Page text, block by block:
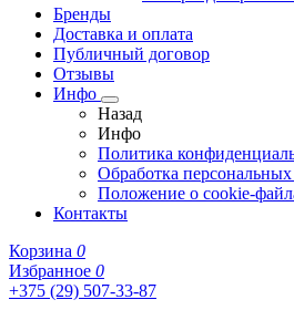
Бренды
Доставка и оплата
Публичный договор
Отзывы
Инфо
Назад
Инфо
Политика
Обработка
Положение о cookie-
Контакты
Корзина 0
Избранное 0
+375 (29) 507-33-87